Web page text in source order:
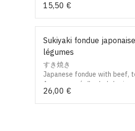
15,50 €
Sukiyaki fondue
légumes
すき焼き
Japanese fondue with beef,
Accompagné d'un bol de riz
26,00 €